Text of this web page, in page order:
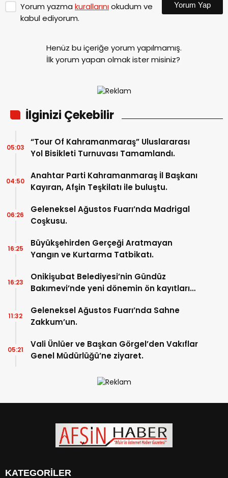
Yorum yazma kurallarınıokudum ve
kabul ediyorum.
Yorum Yap
Henüz bu içeriğe yorum yapılmamış.
İlk yorum yapan olmak ister misiniz?
İlginizi Çekebilir
“Tour Of Kahramanmaraş” Uluslararası
Yol Bisikleti Turnuvası Tamamlandı.
05:03
Anahtar Parti Kahramanmaraş İl Başkanı
Kayıran, Afşin Teşkilatı ile buluştu.
04:50
Geleneksel Ağustos Fuarı’nda Madrigal
Coşkusu.
06:26
Büyükşehirden Gerçeği Aratmayan
Yangın ve Kurtarma Tatbikatı.
16:25
Onikişubat Belediyesi’nin Gündüz
Bakımevi’nde yeni dönemin ön kayıtları
16:23
Geleneksel Ağustos Fuarı’nda Sahne
Zakkum’un.
11:32
Vali Ünlüer ve Başkan Görgel’den Vakıflar
Genel Müdürlüğü’ne ziyaret.
05:21
KATEGORİLER